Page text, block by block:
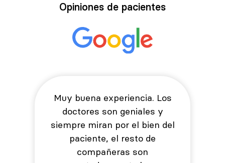
Opiniones de pacientes
Muy buena experiencia. Los
doctores son geniales y
siempre miran por el bien del
paciente, el resto de
compañeras son